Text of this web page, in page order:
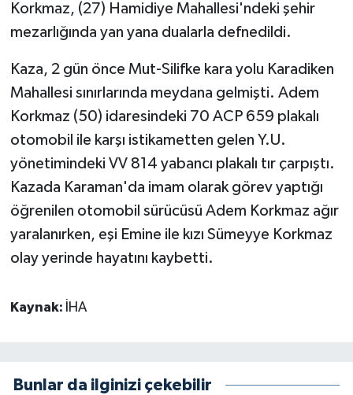
Korkmaz, (27) Hamidiye Mahallesi'ndeki şehir
mezarlığında yan yana dualarla defnedildi.
Kaza, 2 gün önce Mut-Silifke kara yolu Karadiken
Mahallesi sınırlarında meydana gelmişti. Adem
Korkmaz (50) idaresindeki 70 ACP 659 plakalı
otomobil ile karşı istikametten gelen Y.U.
yönetimindeki VV 814 yabancı plakalı tır çarpıştı.
Kazada Karaman'da imam olarak görev yaptığı
öğrenilen otomobil sürücüsü Adem Korkmaz ağır
yaralanırken, eşi Emine ile kızı Sümeyye Korkmaz
olay yerinde hayatını kaybetti.
Kaynak: İHA
Bunlar da ilginizi çekebilir